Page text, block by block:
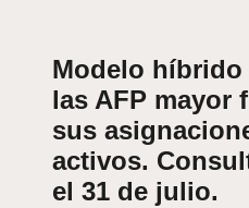
Modelo híbrido
las AFP mayor
sus
activos.
el 31 de julio.